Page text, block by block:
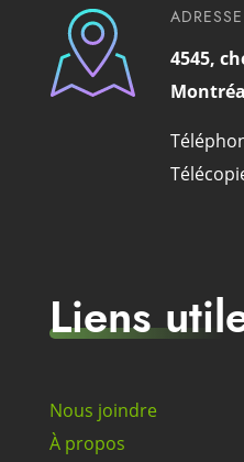
4545,
Liens
Nous joindre
À propos